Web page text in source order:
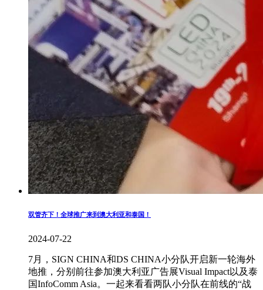
双管齐下！全球推广来到澳大利亚和泰国！
2024-07-22
7月，SIGN CHINA和DS CHINA小分队开启新一轮海外
地推，分别前往参加澳大利亚广告展Visual Impact以及泰
国InfoComm Asia。一起来看看两队小分队在前线的“战